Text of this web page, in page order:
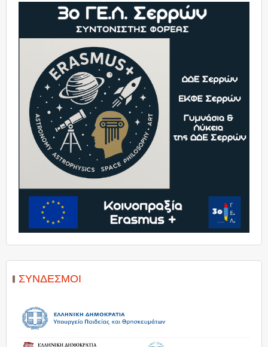
ΣΎΝΔΕΣΜΟΙ